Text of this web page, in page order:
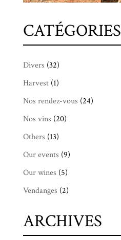
CATÉGORIES
Divers (32)
Harvest(1)
Nos rendez-vous (24)
Nos vins (20)
Others (13)
Our events (9)
Our wines (5)
Vendanges (2)
ARCHIVES